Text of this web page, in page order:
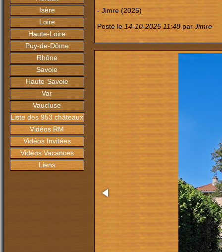
Isère
Loire
Haute-Loire
Puy-de-Dôme
Rhône
Savoie
Haute-Savoie
Var
Vaucluse
Liste des 953 châteaux
Vidéos RM
Vidéos Invitées
Vidéos Vacances
Liens
- Jimre (2025)
Posté le 14-10-2025 11:48 par Jimre